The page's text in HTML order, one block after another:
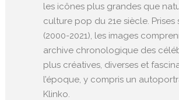
les icônes plus grandes que
culture pop du 21e siècle. Prises
(2000-2021), les images
archive chronologique des
plus créatives, diverses et
l’époque, y compris un
Klinko.